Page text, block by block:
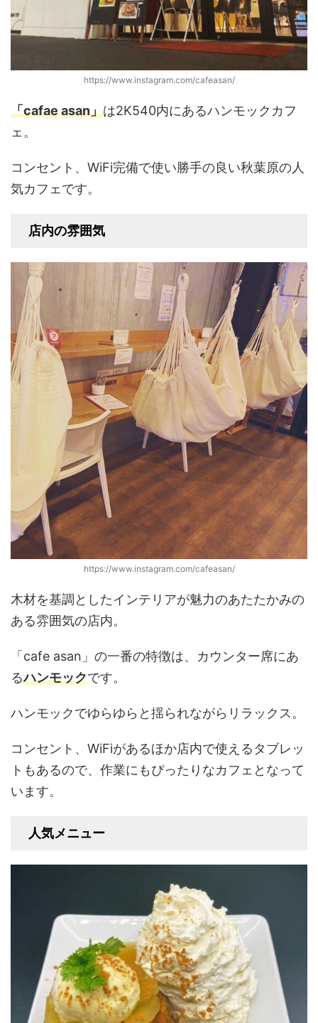
https://www.instagram.com/cafeasan/
「cafae asan」は2K540内にあるハンモックカフ
ェ。
コンセント、WiFi完備で使い勝手の良い秋葉原の人
気カフェです。
店内の雰囲気
https://www.instagram.com/cafeasan/
木材を基調としたインテリアが魅力のあたたかみの
ある雰囲気の店内。
「cafe asan」の一番の特徴は、カウンター席にあ
るハンモックです。
ハンモックでゆらゆらと揺られながらリラックス。
コンセント、WiFiがあるほか店内で使えるタブレッ
トもあるので、作業にもぴったりなカフェとなって
います。
人気メニュー